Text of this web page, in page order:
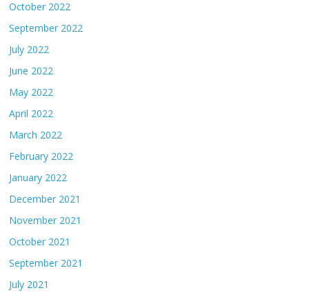
October 2022
September 2022
July 2022
June 2022
May 2022
April 2022
March 2022
February 2022
January 2022
December 2021
November 2021
October 2021
September 2021
July 2021